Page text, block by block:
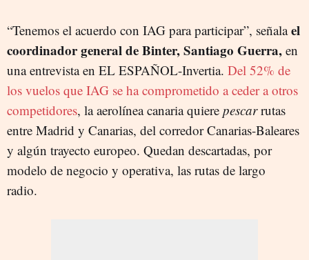
“Tenemos el acuerdo con IAG para participar”, señalael
coordinador general de Binter, Santiago Guerra, en
una entrevista en EL ESPAÑOL-Invertia. Del 52% de
los vuelos que IAG se ha comprometido a ceder a otros
competidores, la aerolínea canaria quiere pescarrutas
entre Madrid y Canarias, del corredor Canarias-Baleares
y algún trayecto europeo. Quedan descartadas, por
modelo de negocio y operativa, las rutas de largo
radio.